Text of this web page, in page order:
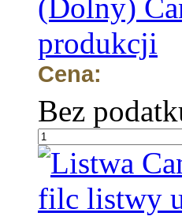
(Dolny)
produkcji
Cena:
Bez